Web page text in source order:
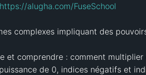
https://alugha.com/FuseSchool
complexes impliquant des
et comprendre : comment
de 0, indices négatifs et